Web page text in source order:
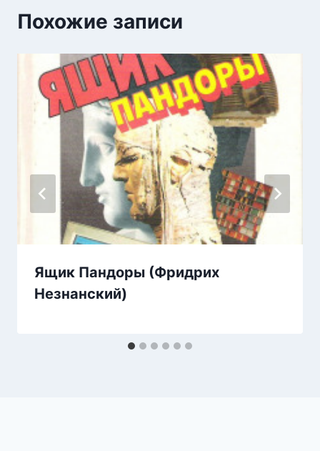
Похожие записи
Ящик Пандоры (Фридрих
Незнанский)